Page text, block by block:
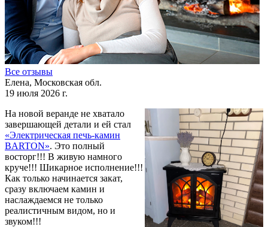
Все отзывы
Елена, Московская обл.
19 июля 2026 г.
На новой веранде не хватало
завершающей детали и ей стал
«Электрическая печь-камин
BARTON». Это полный
восторг!!! В живую намного
круче!!! Шикарное исполнение!!!
Как только начинается закат,
сразу включаем камин и
наслаждаемся не только
реалистичным видом, но и
звуком!!!